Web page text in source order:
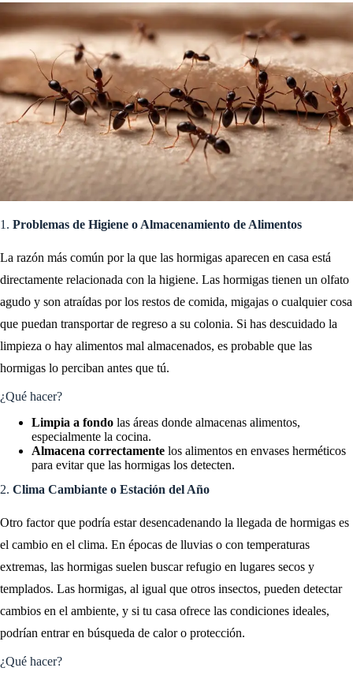
1. Problemas de Higiene o Almacenamiento de Alimentos
La razón más común por la que las hormigas aparecen en casa está
directamente relacionada con la higiene. Las hormigas tienen un olfato
agudo y son atraídas por los restos de comida, migajas o cualquier cosa
que puedan transportar de regreso a su colonia. Si has descuidado la
limpieza o hay alimentos mal almacenados, es probable que las
hormigas lo perciban antes que tú.
¿Qué hacer?
Limpia a fondo las áreas donde almacenas alimentos,
especialmente la cocina.
Almacena correctamente los alimentos en envases herméticos
para evitar que las hormigas los detecten.
2. Clima Cambiante o Estación del Año
Otro factor que podría estar desencadenando la llegada de hormigas es
el cambio en el clima. En épocas de lluvias o con temperaturas
extremas, las hormigas suelen buscar refugio en lugares secos y
templados. Las hormigas, al igual que otros insectos, pueden detectar
cambios en el ambiente, y si tu casa ofrece las condiciones ideales,
podrían entrar en búsqueda de calor o protección.
¿Qué hacer?